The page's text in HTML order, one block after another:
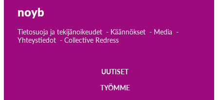
noyb
Tietosuoja ja tekijänoikeudet Käännökset
Media
Yhteystiedot
Collective Redress
UUTISET
TYÖMME